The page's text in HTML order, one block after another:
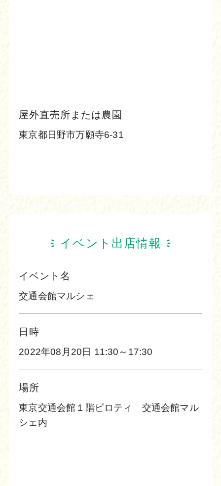
屋外直売所 または農園
東京都日野市万願寺6-31
イベント出店情報
イベント名
交通会館マルシェ
日時
2022年08月20日 11:30～17:30
場所
東京交通会館１階ピロティ 交通会館マル
シェ内